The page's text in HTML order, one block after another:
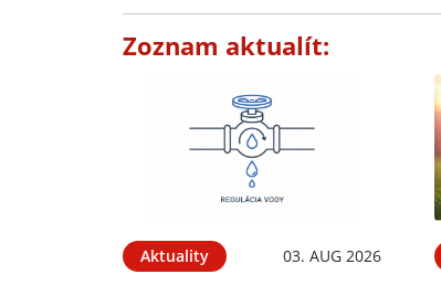
Zoznam aktualít:
Aktuality 03. AUG 2026